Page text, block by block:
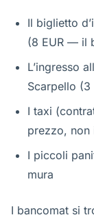
Il biglietto
(8 EUR — il
L’ingresso
Scarpello (3
I taxi
prezzo, non
I piccoli
mura
I bancomat si